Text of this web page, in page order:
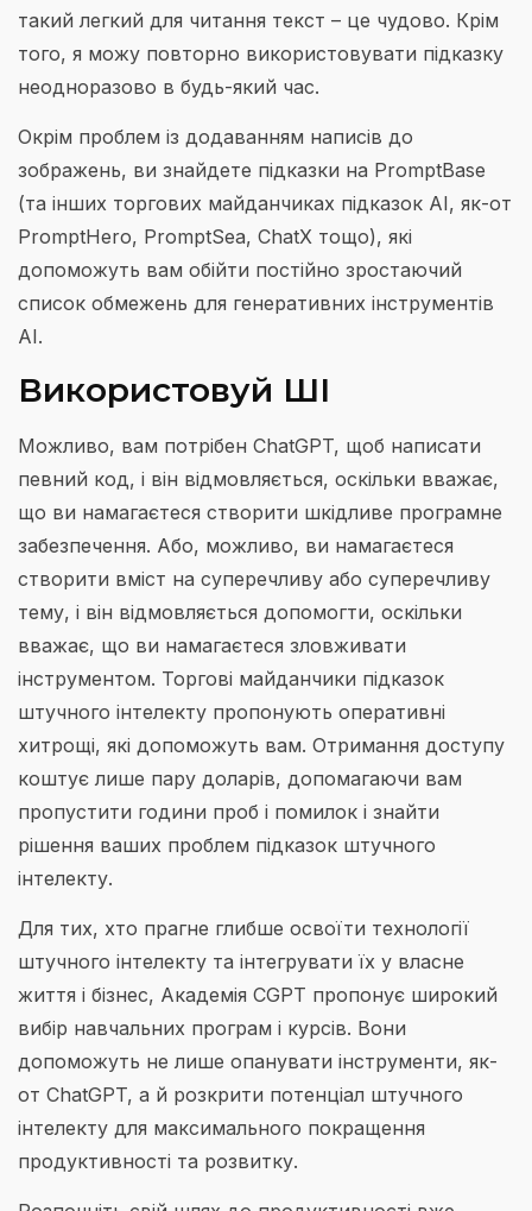
такий легкий для читання текст – це чудово. Крім
того, я можу повторно використовувати підказку
неодноразово в будь-який час.
Окрім проблем із додаванням написів до
зображень, ви знайдете підказки на PromptBase
(та інших торгових майданчиках підказок AI, як-от
PromptHero, PromptSea, ChatX тощо), які
допоможуть вам обійти постійно зростаючий
список обмежень для генеративних інструментів
AI.
Використовуй ШІ
Можливо, вам потрібен ChatGPT, щоб написати
певний код, і він відмовляється, оскільки вважає,
що ви намагаєтеся створити шкідливе програмне
забезпечення. Або, можливо, ви намагаєтеся
створити вміст на суперечливу або суперечливу
тему, і він відмовляється допомогти, оскільки
вважає, що ви намагаєтеся зловживати
інструментом. Торгові майданчики підказок
штучного інтелекту пропонують оперативні
хитрощі, які допоможуть вам. Отримання доступу
коштує лише пару доларів, допомагаючи вам
пропустити години проб і помилок і знайти
рішення ваших проблем підказок штучного
інтелекту.
Для тих, хто прагне глибше освоїти технології
штучного інтелекту та інтегрувати їх у власне
життя і бізнес, Академія CGPT пропонує широкий
вибір навчальних програм і курсів. Вони
допоможуть не лише опанувати інструменти, як-
от ChatGPT, а й розкрити потенціал штучного
інтелекту для максимального покращення
продуктивності та розвитку.